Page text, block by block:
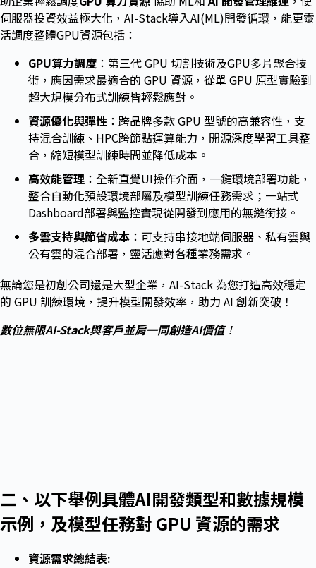
伺服器投資效益極大化，AI-Stack導入AI(ML)開發循環，能更靈
活調度整體GPU資源包括：
GPU算力調度 ：第三代 GPU 切割技術及GPU多片聚合技
術，應因需求最適合的 GPU 資源，從單 GPU 原型實驗到
超大規模分布式訓練皆輕鬆應對。
資源優化與彈性 ：跨品牌多款 GPU 型號的高兼容性，支
持混合訓練、HPC跨節點運算能力，開源深度學習工具整
合，縮短模型訓練時間並降低成本。
高效能管理 ：全新直覺UI操作介面，一鍵環境部署功能，
整合自動化預設環境部屬及模型訓練任務需求；一站式
Dashboard部署與監控實現從開發到應用的無縫銜接。
多雲支持與節省成本 ：可支持串接地端伺服器、私有雲與
公有雲的混合部署，靈活應對各種業務需求。
無論您是初創公司還是大型企業，AI-Stack 為您打造高效穩定
的 GPU 訓練環境，提升模型開發效率，助力 AI 創新突破！
數位無限AI-Stack與客戶並肩一同創造AI價值！
二、以下舉例具體AI開發類型和數據規模
示例，及模型任務對 GPU 資源的需求
資源需求總結表: